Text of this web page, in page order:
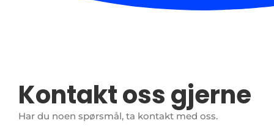
Kontakt oss gjerne
Har du noen spørsmål, ta kontakt med oss.